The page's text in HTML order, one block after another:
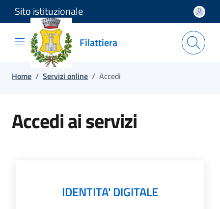
Salta e vai al contenuto
Salta e vai al footer
Sito istituzionale
Filattiera
Home / Servizi online / Accedi
Accedi ai servizi
IDENTITA' DIGITALE